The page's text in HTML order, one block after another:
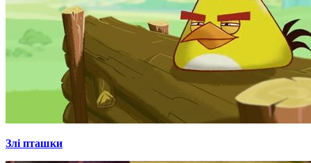
Злі пташки